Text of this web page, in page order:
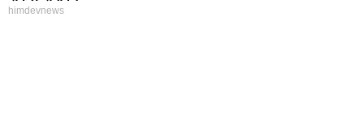
himdevnews